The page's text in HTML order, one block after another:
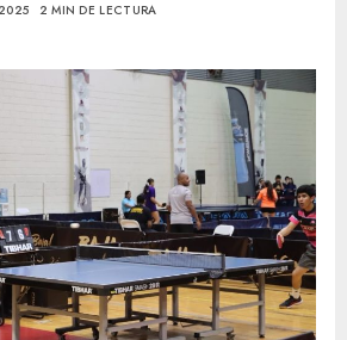
2 MIN DE LECTURA